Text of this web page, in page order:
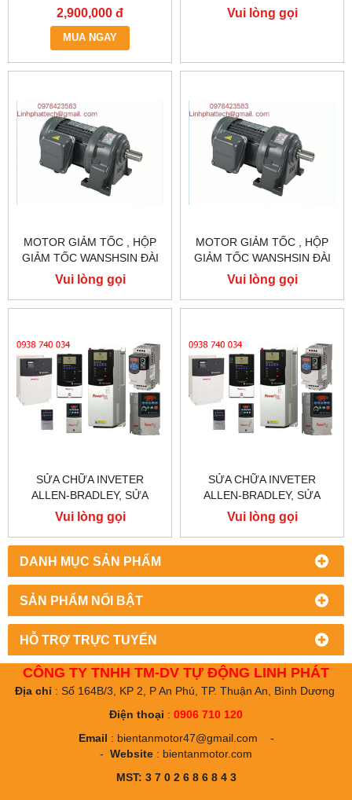
DANH MỤC SẢN PHẨM
SẢN PHẨM NỔI BẬT
HỖ TRỢ TRỰC TUYẾN
0.75KW, BIẾN TẦN KCLY
KOC600-R75GT3-B
2,900,000 đ
MUA NGAY
LOAN GH40-2200-3S /
2.2KW 2200W 3HP
Vui lòng gọi
MOTOR GIẢM TỐC , HỘP
GIẢM TỐC WANSHSIN ĐÀI
LOAN 1.5KW 1500W 2HP AC
BA PHA 220 V / 380V
Vui lòng gọi
MOTOR GIẢM TỐC , HỘP
GIẢM TỐC WANSHSIN ĐÀI
LOAN 1.5KW 1500W 2HP AC
BA PHA 220 V / 380V
Vui lòng gọi
SỬA CHỮA INVETER
ALLEN-BRADLEY, SỬA
CHỮA ALLEN-BRADLEY
POWER FLEX 755
Vui lòng gọi
SỬA CHỮA INVETER
ALLEN-BRADLEY, SỬA
CHỮA ALLEN-BRADLEY
POWER FLEX 753
Vui lòng gọi
CÔNG TY TNHH TM-DV TỰ ĐỘNG LINH PHÁT
Địa chỉ: Số 164B/3, KP 2, P An Phú, TP. Thuận An, Bình Dương
Điện thoại : 0906 710 120
Email : bientanmotor47@gmail.com -
- Website : bientanmotor.com
MST: 3 7 0 2 6 8 6 8 4 3